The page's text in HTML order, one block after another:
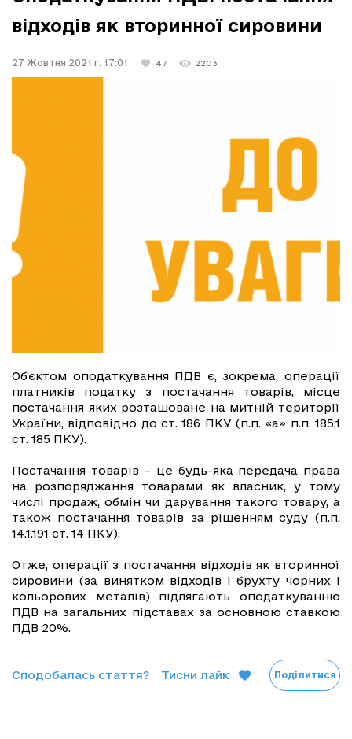
відходів як вторинної сировини
27 Жовтня 2021 г. 17:01 47 2203
Об’єктом оподаткування ПДВ є, зокрема, операції
платників податку з постачання товарів, місце
постачання яких розташоване на митній території
України, відповідно до ст. 186 ПКУ (п.п. «а» п.п. 185.1
ст. 185 ПКУ).
Постачання товарів – це будь-яка передача права
на розпоряджання товарами як власник, у тому
числі продаж, обмін чи дарування такого товару, а
також постачання товарів за рішенням суду (п.п.
14.1.191 ст. 14 ПКУ).
Отже, операції з постачання відходів як вторинної
сировини (за винятком відходів і брухту чорних і
кольорових металів) підлягають оподаткуванню
ПДВ на загальних підставах за основною ставкою
ПДВ 20%.
Сподобалась стаття? Тисни лайк Поділитися